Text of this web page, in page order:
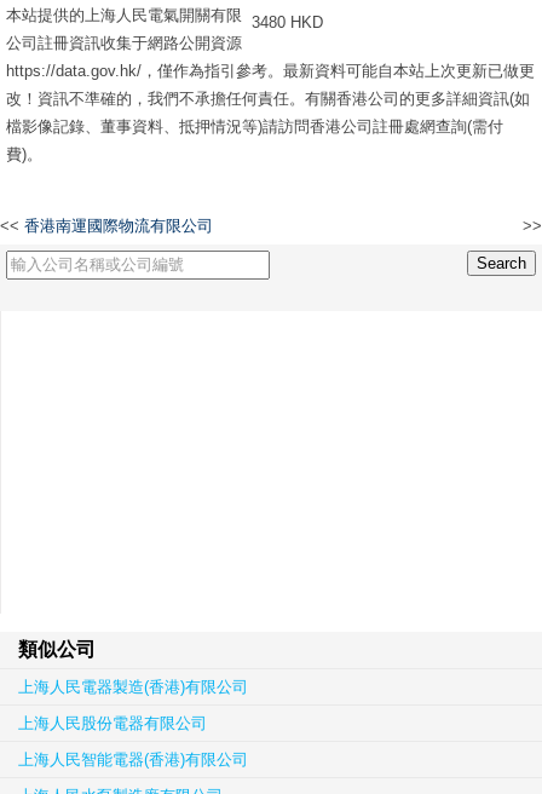
3480 HKD
本站提供的上海人民電氣開關有限
公司註冊資訊收集于網路公開資源
https://data.gov.hk/，僅作為指引參考。最新資料可能自本站上次更新已做更
改！資訊不準確的，我們不承擔任何責任。有關香港公司的更多詳細資訊(如
檔影像記錄、董事資料、抵押情況等)請訪問香港公司註冊處網查詢(需付
費)。
<< 香港南運國際物流有限公司 >>
類似公司
上海人民電器製造(香港)有限公司
上海人民股份電器有限公司
上海人民智能電器(香港)有限公司